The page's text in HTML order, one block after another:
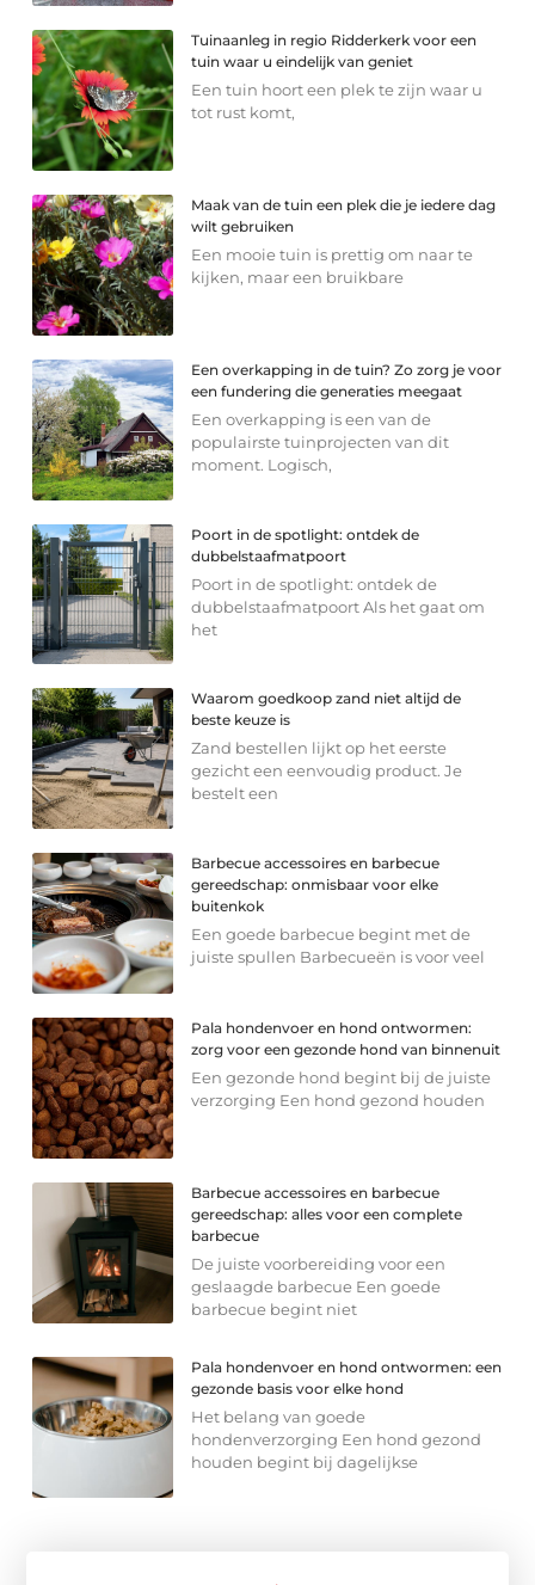
Tuinaanleg in regio Ridderkerk voor een
tuin waar u eindelijk van geniet
Een tuin hoort een plek te zijn waar u
tot rust komt,
Maak van de tuin een plek die je iedere dag
wilt gebruiken
Een mooie tuin is prettig om naar te
kijken, maar een bruikbare
Een overkapping in de tuin? Zo zorg je voor
een fundering die generaties meegaat
Een overkapping is een van de
populairste tuinprojecten van dit
moment. Logisch,
Poort in de spotlight: ontdek de
dubbelstaafmatpoort
Poort in de spotlight: ontdek de
dubbelstaafmatpoort Als het gaat om
het
Waarom goedkoop zand niet altijd de
beste keuze is
Zand bestellen lijkt op het eerste
gezicht een eenvoudig product. Je
bestelt een
Barbecue accessoires en barbecue
gereedschap: onmisbaar voor elke
buitenkok
Een goede barbecue begint met de
juiste spullen Barbecueën is voor veel
Pala hondenvoer en hond ontwormen:
zorg voor een gezonde hond van binnenuit
Een gezonde hond begint bij de juiste
verzorging Een hond gezond houden
Barbecue accessoires en barbecue
gereedschap: alles voor een complete
barbecue
De juiste voorbereiding voor een
geslaagde barbecue Een goede
barbecue begint niet
Pala hondenvoer en hond ontwormen: een
gezonde basis voor elke hond
Het belang van goede
hondenverzorging Een hond gezond
houden begint bij dagelijkse